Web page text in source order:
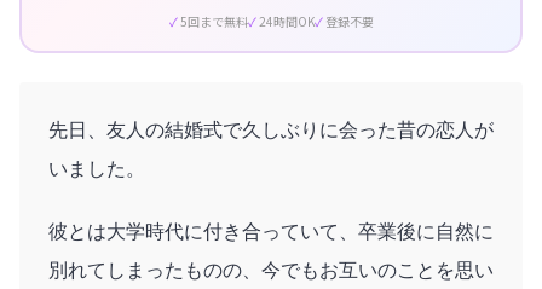
5回まで無料 24時間OK 登録不要
先日、友人の結婚式で久しぶりに会った昔の恋人が
いました。
彼とは大学時代に付き合っていて、卒業後に自然に
別れてしまったものの、今でもお互いのことを思い